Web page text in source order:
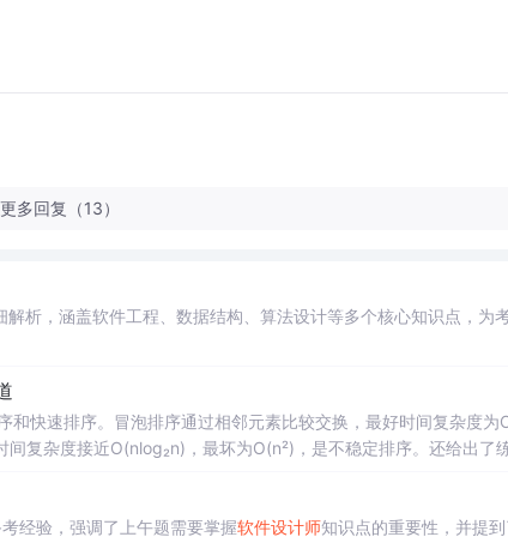
多回复（13）
解析，涵盖软件工程、数据结构、算法设计等多个核心知识点，为
和快速排序。冒泡排序通过相邻元素比较交换，最好时间复杂度为
复杂度接近O(nlog₂n)，最坏为O(n²)，是不稳定排序。还给出了
经验，强调了上午题需要掌握软件设计师知识点的重要性，并提